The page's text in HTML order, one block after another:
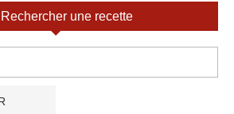
Rechercher une recette